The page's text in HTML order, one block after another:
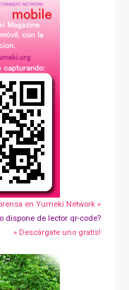
en Yumeki Network »
dispone de lector qr-code?
» Descárgate uno gratis!